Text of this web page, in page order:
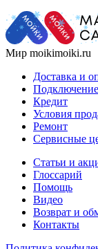
Мир moikimoiki.ru
Доставка и
Подключение
Кредит
Условия
Ремонт
Сервисные
Статьи и
Глоссарий
Помощь
Видео
Возврат и
Контакты